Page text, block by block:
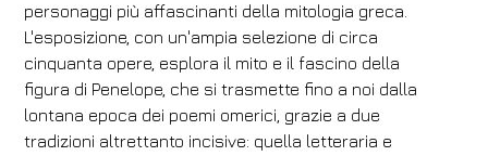
personaggi più affascinanti della mitologia greca.
L'esposizione, con un'ampia selezione di circa
cinquanta opere, esplora il mito e il fascino della
figura di Penelope, che si trasmette fino a noi dalla
lontana epoca dei poemi omerici, grazie a due
tradizioni altrettanto incisive: quella letteraria e